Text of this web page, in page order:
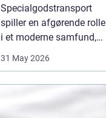
Specialgodstransport
spiller en afgørende rolle
i et moderne samfund,
mere specialiseret, og
tungere og større. Når
31 May 2026